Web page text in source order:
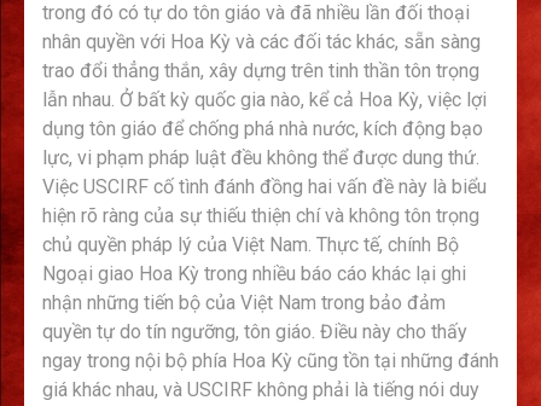
trong đó có tự do tôn giáo và đã nhiều lần đối thoại
nhân quyền với Hoa Kỳ và các đối tác khác, sẵn sàng
trao đổi thẳng thắn, xây dựng trên tinh thần tôn trọng
lẫn nhau. Ở bất kỳ quốc gia nào, kể cả Hoa Kỳ, việc lợi
dụng tôn giáo để chống phá nhà nước, kích động bạo
lực, vi phạm pháp luật đều không thể được dung thứ.
Việc USCIRF cố tình đánh đồng hai vấn đề này là biểu
hiện rõ ràng của sự thiếu thiện chí và không tôn trọng
chủ quyền pháp lý của Việt Nam. Thực tế, chính Bộ
Ngoại giao Hoa Kỳ trong nhiều báo cáo khác lại ghi
nhận những tiến bộ của Việt Nam trong bảo đảm
quyền tự do tín ngưỡng, tôn giáo. Điều này cho thấy
ngay trong nội bộ phía Hoa Kỳ cũng tồn tại những đánh
giá khác nhau, và USCIRF không phải là tiếng nói duy